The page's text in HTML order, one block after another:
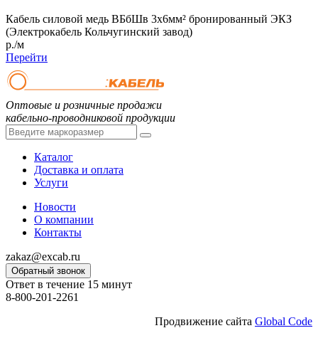
Кабель силовой медь ВБбШв 3x6мм² бронированный ЭКЗ
(Электрокабель Кольчугинский завод)
р./м
Перейти
Оптовые и розничные продажи
кабельно-проводниковой продукции
Каталог
Доставка и оплата
Услуги
Новости
О компании
Контакты
zakaz@excab.ru
Обратный звонок
Ответ в течение 15 минут
8-800-201-2261
Продвижение сайта Global Code